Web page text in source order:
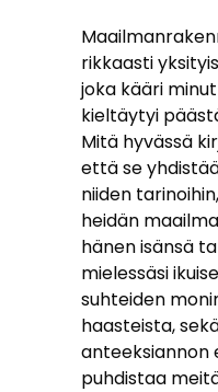
rikkaasti
joka kääri
kieltäytyi
Mitä hyvässä
että se
niiden
heidän
hänen isänsä
mielessäsi
suhteiden
haasteista,
anteeksiannon
puhdistaa